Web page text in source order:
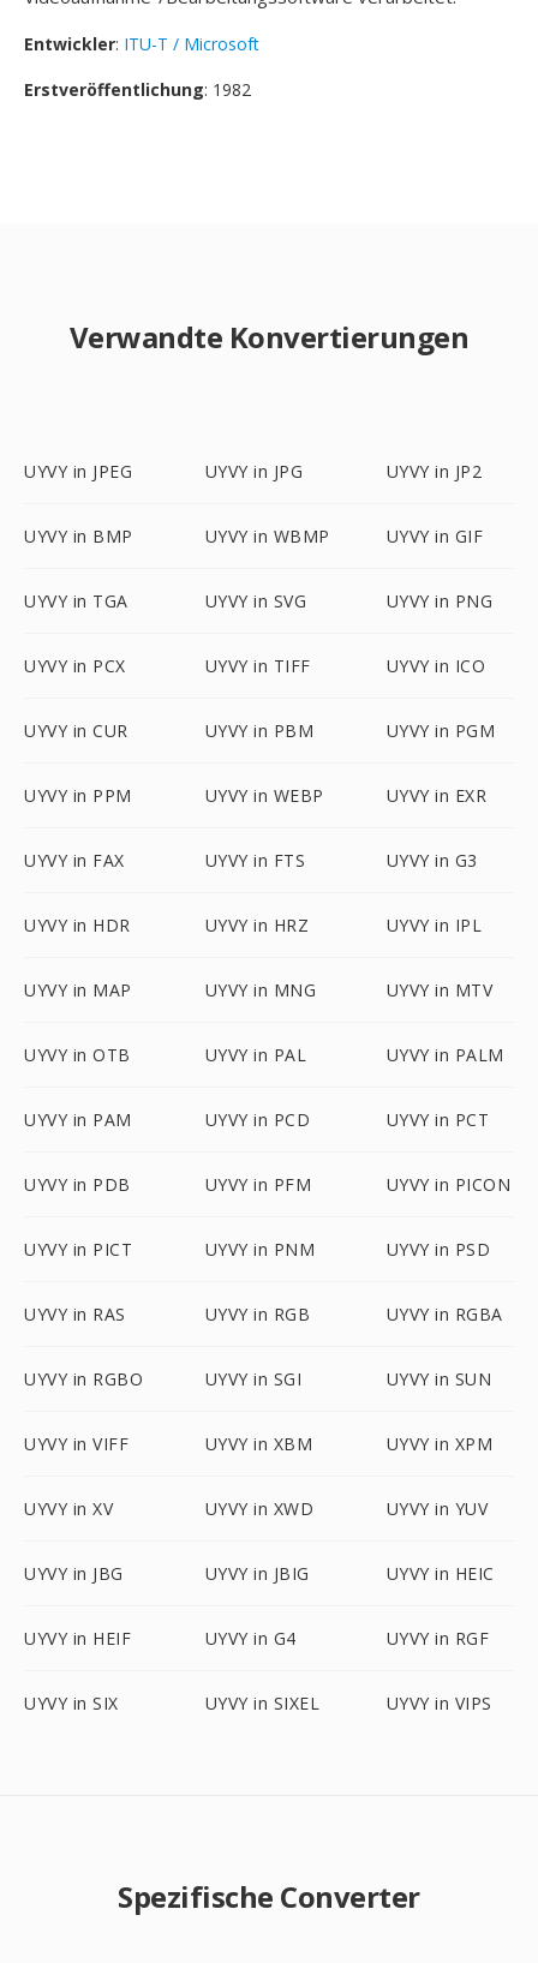
Entwickler: ITU-T / Microsoft
Erstveröffentlichung: 1982
Verwandte Konvertierungen
UYVY in JPEG UYVY in JPG UYVY in JP2
UYVY in BMP UYVY in WBMP UYVY in GIF
UYVY in TGA UYVY in SVG UYVY in PNG
UYVY in PCX UYVY in TIFF UYVY in ICO
UYVY in CUR UYVY in PBM UYVY in PGM
UYVY in PPM UYVY in WEBP UYVY in EXR
UYVY in FAX UYVY in FTS UYVY in G3
UYVY in HDR UYVY in HRZ UYVY in IPL
UYVY in MAP UYVY in MNG UYVY in MTV
UYVY in OTB UYVY in PAL UYVY in PALM
UYVY in PAM UYVY in PCD UYVY in PCT
UYVY in PDB UYVY in PFM UYVY in PICON
UYVY in PICT UYVY in PNM UYVY in PSD
UYVY in RAS UYVY in RGB UYVY in RGBA
UYVY in RGBO UYVY in SGI UYVY in SUN
UYVY in VIFF UYVY in XBM UYVY in XPM
UYVY in XV UYVY in XWD UYVY in YUV
UYVY in JBG UYVY in JBIG UYVY in HEIC
UYVY in HEIF UYVY in G4 UYVY in RGF
UYVY in SIX UYVY in SIXEL UYVY in VIPS
Spezifische Converter